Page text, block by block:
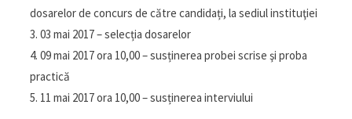
dosarelor de concurs de către candidați, la sediul instituţiei
03 mai 2017 – selecția dosarelor
09 mai 2017 ora 10,00 – susținerea probei scrise şi proba
practică
11 mai 2017 ora 10,00 – susținerea interviului